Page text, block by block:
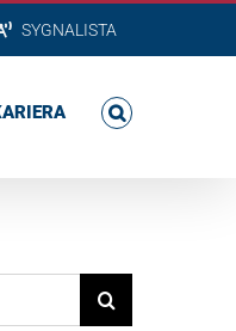
SYGNALISTA